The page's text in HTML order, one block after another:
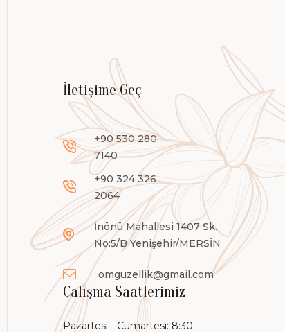
İletişime Geç
+90 530 280
7140
+90 324 326
2064
İnönü Mahallesi 1407 Sk.
No:5/B Yenişehir/MERSİN
omguzellik@gmail.com
Çalışma Saatlerimiz
Pazartesi - Cumartesi: 8:30 -